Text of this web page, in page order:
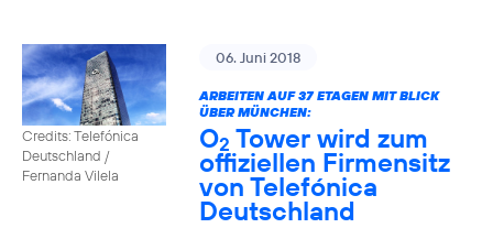
Credits: Telefónica
Deutschland /
Fernanda Vilela
06. Juni 2018
ARBEITEN AUF 37 ETAGEN MIT BLICK
ÜBER MÜNCHEN:
O2 Tower wird zum
offiziellen Firmensitz
von Telefónica
Deutschland